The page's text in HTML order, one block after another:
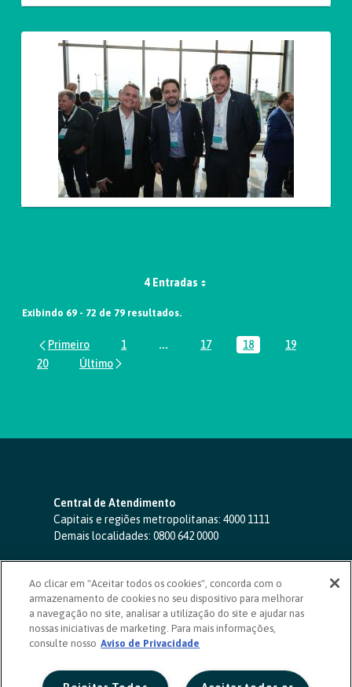
4 Entradas
Exibindo 69 - 72 de 79 resultados.
Página
1 ...Páginas intermediárias Usar ABA
Página
17 Página
18 Página
19
Página
20
Central de Atendimento
Capitais e regiões metropolitanas: 4000 1111
Demais localidades: 0800 642 0000
SAC 24 horas-0800 724 4420
Ouvidoria
0800 725 0996
(de segunda a sexta, das 8h às 20h)
ouvidoriasicoob.com.br
Deficientes auditivos ou de fala
Ao clicar em "Aceitar todos os cookies", concorda com o
armazenamento de cookies no seu dispositivo para melhorar
a navegação no site, analisar a utilização do site e ajudar nas
nossas iniciativas de marketing. Para mais informações,
consulte nosso Aviso de Privacidade